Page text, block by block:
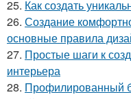
25. Как создать
26. Создание
основные правила
27. Простые шаги к
интерьера
28. Профилированный